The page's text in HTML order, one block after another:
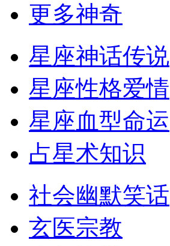
更多神奇
星座神话传说
星座性格爱情
星座血型命运
占星术知识
社会幽默笑话
玄医宗教